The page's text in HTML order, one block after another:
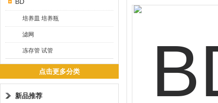
培养皿 培养瓶
滤网
冻存管 试管
点击更多分类
新品推荐